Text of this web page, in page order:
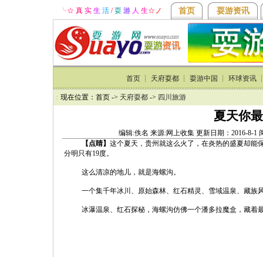
╰☆ 真 实 生 活 /耍 游人 生☆ ノ 首页 耍游资讯
首页 ┊ 天府耍都 ┊ 耍游中国 ┊ 环球资讯
： 现在位置：首页 -> 天府耍都 -> 四川旅游
夏天你
编辑:佚名 来源:网上收集 更新日期：2016-8-1
【点睛】 这个夏天，贵州就这么火了，在炎热的盛夏却能
分明只有19度。
这么清凉的地儿，就是海螺沟。
一个集千年冰川、原始森林、红石精灵、雪域温泉、藏族
冰瀑温泉、红石探秘，海螺沟仿佛一个潘多拉魔盒，藏着